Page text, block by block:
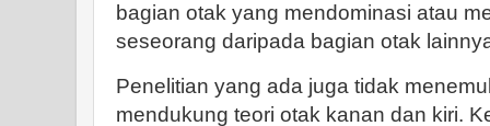
bagian otak yang mendominasi atau
seseorang daripada bagian otak
Penelitian yang ada juga tidak
mendukung teori otak kanan dan kiri.